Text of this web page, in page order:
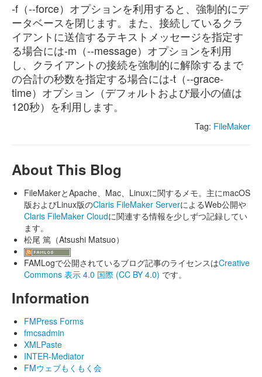
-f（--force）オプションを利用すると、強制的にデ
ータベースを閉じます。また、接続しているクラ
イアントに送信するテキストメッセージを指定す
る場合には-m（--message）オプションを利用
し、クライアントの接続を強制的に解除するまで
の合計の秒数を指定する場合には-t（--grace-
time）オプション（デフォルトおよび最小の値は
120秒）を利用します。
Tag: FileMaker
About This Blog
FileMakerとApache、Mac、Linuxに関するメモ。主にmacOS
版およびLinux版のClaris FileMaker ServerによるWeb公開や
Claris FileMaker Cloudに関連する情報を少しずつ記録してい
ます。
松尾 篤（Atsushi Matsuo）
FAMLogで公開されているブログ記事のライセンスはCreative
Commons 表示 4.0 国際 (CC BY 4.0) です。
Information
FMPress Forms
fmcsadmin
XMLPaste
INTER-Mediator
FMウェブもくもく会